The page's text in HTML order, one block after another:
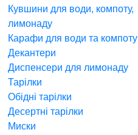
Кувшини для води, компоту,
лимонаду
Карафи для води та компоту
Декантери
Диспенсери для лимонаду
Тарілки
Обідні тарілки
Десертні тарілки
Миски